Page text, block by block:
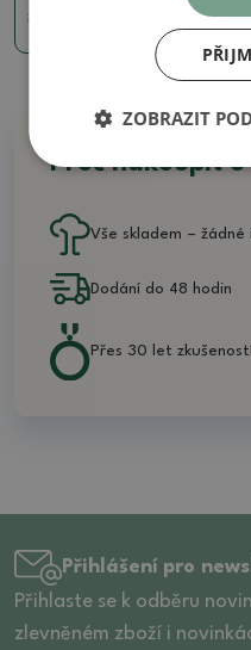
290
Proč nakoupit u
Vše skladem –
Dodání do 48 hodin
Přes 30 let
Přihlášení pro
Přihlaste se k odběru
zlevněném zboží i
ZOBRAZIT